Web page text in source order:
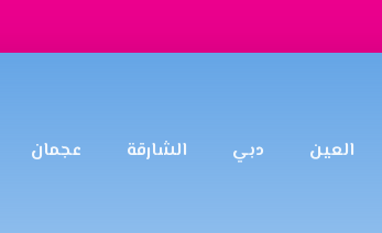
العين دبي الشارقة عجمان